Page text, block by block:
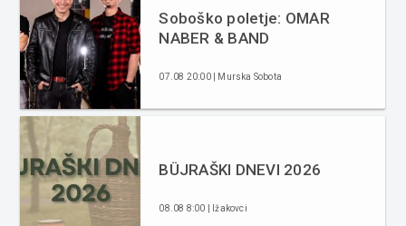
Soboško poletje: OMAR
NABER & BAND
07.08 20:00 | Murska Sobota
BÜJRAŠKI DNEVI 2026
08.08 8:00 | Ižakovci